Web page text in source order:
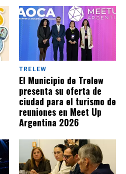
TRELEW
El Municipio de Trelew
presenta su oferta de
ciudad para el turismo de
reuniones en Meet Up
Argentina 2026